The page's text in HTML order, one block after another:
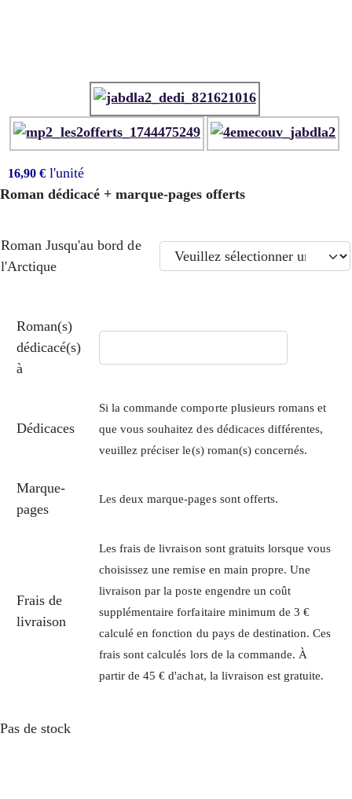
16,90 € l'unité
Roman dédicacé + marque-pages offerts
Roman Jusqu'au bord de
l'Arctique
Roman(s)
dédicacé(s)
à
Dédicaces
Si la commande comporte plusieurs romans et
que vous souhaitez des dédicaces différentes,
veuillez préciser le(s) roman(s) concernés.
Marque-
pages
Les deux marque-pages sont offerts.
Frais de
livraison
Les frais de livraison sont gratuits lorsque vous
choisissez une remise en main propre. Une
livraison par la poste engendre un coût
supplémentaire forfaitaire minimum de 3 €
calculé en fonction du pays de destination. Ces
frais sont calculés lors de la commande. À
partir de 45 € d'achat, la livraison est gratuite.
Pas de stock